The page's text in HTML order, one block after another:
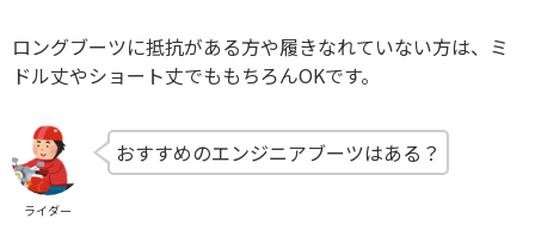
ロングブーツに抵抗がある方や履きなれていない方は、ミ
ドル丈やショート丈でももちろんOKです。
ライダー
おすすめのエンジニアブーツはある？